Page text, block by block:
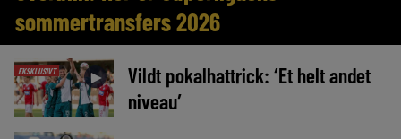
sommertransfers 2026
EKSKLUSIVT ►
Vildt pokalhattrick: ‘Et helt andet
niveau’